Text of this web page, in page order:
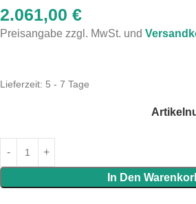
2.061,00 €
Preisangabe zzgl. MwSt. und
Lieferzeit: 5 - 7 Tage
In Den